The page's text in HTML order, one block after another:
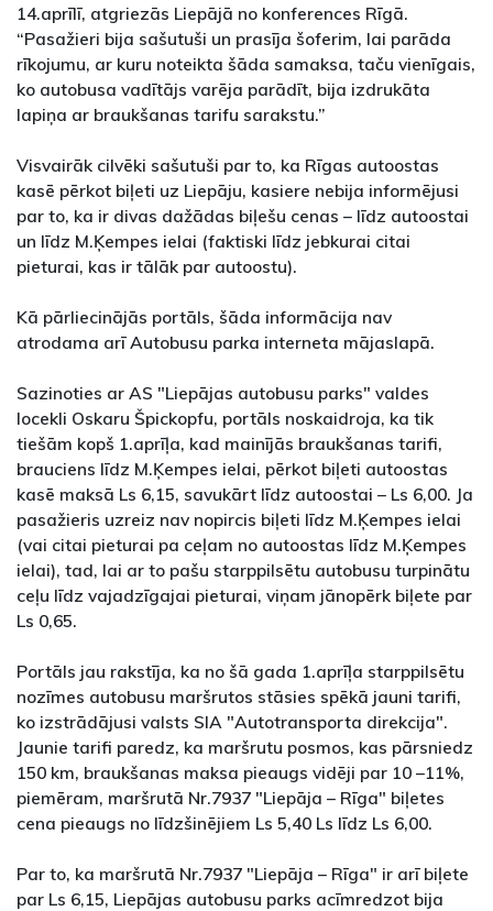
14.aprīlī, atgriezās Liepājā no konferences Rīgā.
“Pasažieri bija sašutuši un prasīja šoferim, lai parāda
rīkojumu, ar kuru noteikta šāda samaksa, taču vienīgais,
ko autobusa vadītājs varēja parādīt, bija izdrukāta
lapiņa ar braukšanas tarifu sarakstu.”
Visvairāk cilvēki sašutuši par to, ka Rīgas autoostas
kasē pērkot biļeti uz Liepāju, kasiere nebija informējusi
par to, ka ir divas dažādas biļešu cenas – līdz autoostai
un līdz M.Ķempes ielai (faktiski līdz jebkurai citai
pieturai, kas ir tālāk par autoostu).
Kā pārliecinājās portāls, šāda informācija nav
atrodama arī Autobusu parka interneta mājaslapā.
Sazinoties ar AS "Liepājas autobusu parks" valdes
locekli Oskaru Špickopfu, portāls noskaidroja, ka tik
tiešām kopš 1.aprīļa, kad mainījās braukšanas tarifi,
brauciens līdz M.Ķempes ielai, pērkot biļeti autoostas
kasē maksā Ls 6,15, savukārt līdz autoostai – Ls 6,00. Ja
pasažieris uzreiz nav nopircis biļeti līdz M.Ķempes ielai
(vai citai pieturai pa ceļam no autoostas līdz M.Ķempes
ielai), tad, lai ar to pašu starppilsētu autobusu turpinātu
ceļu līdz vajadzīgajai pieturai, viņam jānopērk biļete par
Ls 0,65.
Portāls jau rakstīja, ka no šā gada 1.aprīļa starppilsētu
nozīmes autobusu maršrutos stāsies spēkā jauni tarifi,
ko izstrādājusi valsts SIA "Autotransporta direkcija".
Jaunie tarifi paredz, ka maršrutu posmos, kas pārsniedz
150 km, braukšanas maksa pieaugs vidēji par 10 –11%,
piemēram, maršrutā Nr.7937 "Liepāja – Rīga" biļetes
cena pieaugs no līdzšinējiem Ls 5,40 Ls līdz Ls 6,00.
Par to, ka maršrutā Nr.7937 "Liepāja – Rīga" ir arī biļete
par Ls 6,15, Liepājas autobusu parks acīmredzot bija